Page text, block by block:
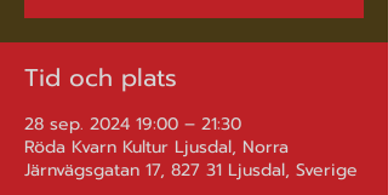
Tid och plats
28 sep. 2024 19:00 – 21:30
Röda Kvarn Kultur Ljusdal, Norra
Järnvägsgatan 17, 827 31 Ljusdal, Sverige